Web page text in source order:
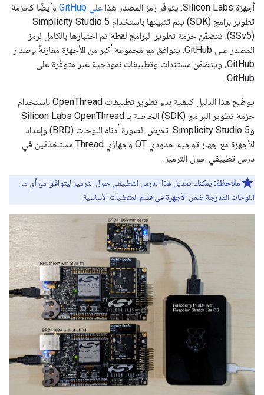
أجهزة Silicon Labs. يتوفّر رمز المصدر هذا
على GitHub
وأيضًا كحزمة
تطوير برامج (SDK) يتم تثبيتها باستخدام Simplicity Studio 5
(SSv5). تتضمّن حزمة تطوير البرامج لقطة تم اختبارها بالكامل لرمز
المصدر على GitHub. يتوافق مع مجموعة أكبر من الأجهزة مقارنةً بإصدار
GitHub، ويتضمّن مستندات وتطبيقات نموذجية غير متوفّرة على
GitHub.
يوضّح هذا الدليل كيفية بدء تطوير تطبيقات OpenThread باستخدام
حزمة تطوير البرامج (SDK) الخاصة بـ Silicon Labs OpenThread
وSimplicity Studio 5. تعرض الصورة أدناه اللوحات (BRD) وإعداد
الأجهزة مع جهاز توجيه حدودي OT وجهازَي Thread مستخدَمَين في
درس تطبيقي حول الترميز.
ملاحظة: يمكنك تعديل هذا الدرس التطبيقي حول الترميز ليتوافق مع أي من
اللوحات المدرَجة ضمن الأجهزة في قسم المتطلبات الأساسية.